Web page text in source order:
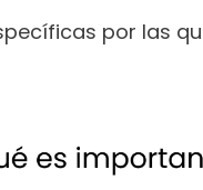
por las